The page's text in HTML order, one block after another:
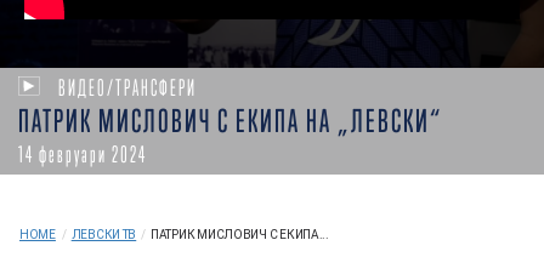
ВИДЕО/ТРАНСФЕРИ
ПАТРИК МИСЛОВИЧ С ЕКИПА НА „ЛЕВСКИ“
14 февруари 2024
HOME / ЛЕВСКИ ТВ / ПАТРИК МИСЛОВИЧ С ЕКИПА...